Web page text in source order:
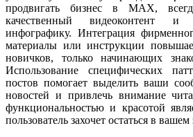
продвигать бизнес в MAX,
качественный видеоконтент и
инфографику. Интеграция
материалы или инструкции
новичков, только начинающих
Использование специфических
постов помогает выделить ваши
новостей и привлечь внимание
функциональностью и красотой
пользователь захочет остаться в